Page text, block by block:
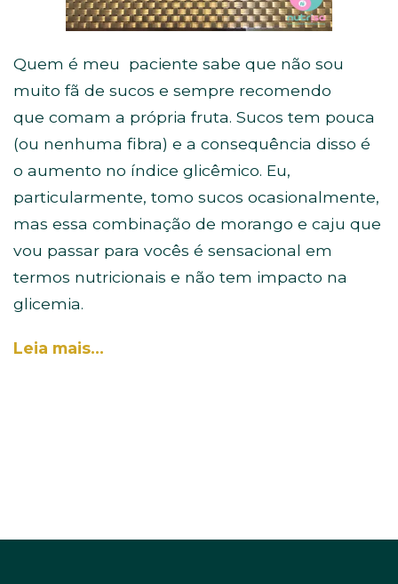
Quem é meu paciente sabe que não sou
muito fã de sucos e sempre recomendo
que comam a própria fruta. Sucos tem pouca
(ou nenhuma fibra) e a consequência disso é
o aumento no índice glicêmico. Eu,
particularmente, tomo sucos ocasionalmente,
mas essa combinação de morango e caju que
vou passar para vocês é sensacional em
termos nutricionais e não tem impacto na
glicemia.
Leia mais…